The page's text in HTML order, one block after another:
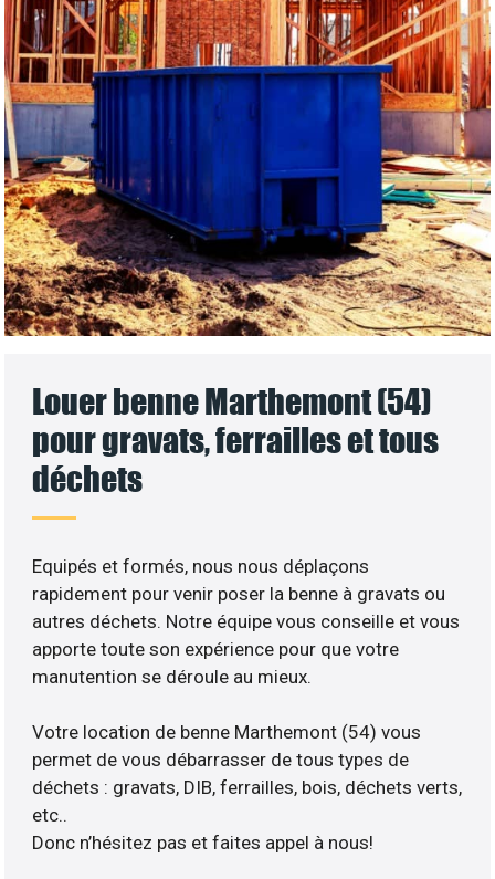
Louer benne Marthemont (54)
pour gravats, ferrailles et tous
déchets
Equipés et formés, nous nous déplaçons
rapidement pour venir poser la benne à gravats ou
autres déchets. Notre équipe vous conseille et vous
apporte toute son expérience pour que votre
manutention se déroule au mieux.
Votre location de benne Marthemont (54) vous
permet de vous débarrasser de tous types de
déchets : gravats, DIB, ferrailles, bois, déchets verts,
etc..
Donc n’hésitez pas et faites appel à nous!